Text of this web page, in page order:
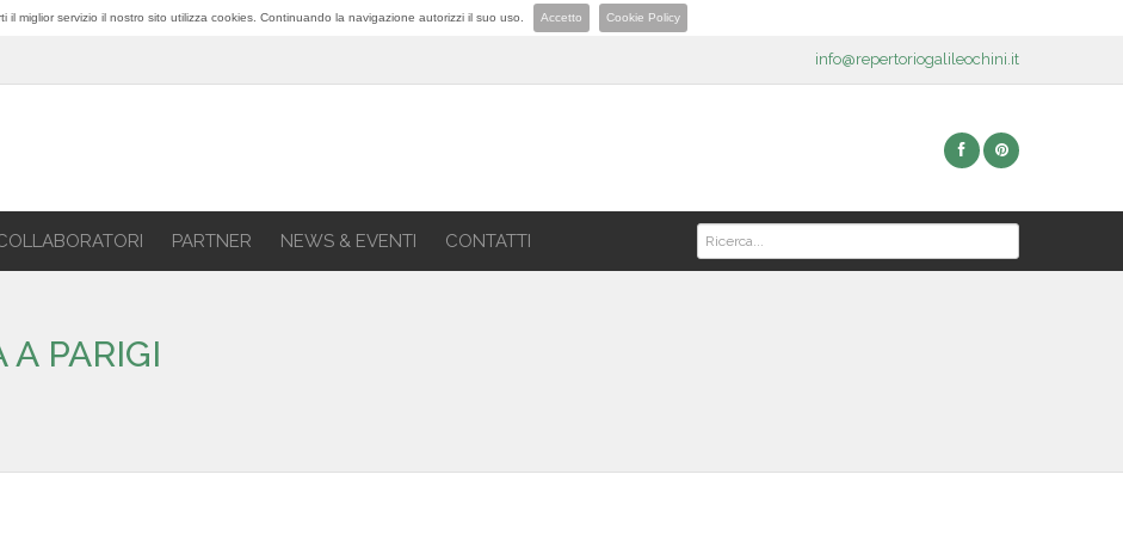
il miglior servizio il nostro sito utilizza cookies. Continuando la navigazione autorizzi il suo uso. Accetto Cookie Policy
info@repertoriogalileochini.it
PARTNER NEWS & EVENTI CONTATTI
PARIGI